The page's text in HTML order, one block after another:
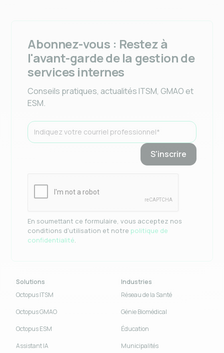
Abonnez-vous : Restez à
l'avant-garde de la gestion de
services internes
Conseils pratiques, actualités ITSM, GMAO et
ESM.
En soumettant ce formulaire, vous acceptez nos
conditions d'utilisation et notre politique de
confidentialité.
Solutions
Octopus ITSM
Octopus GMAO
Octopus ESM
Assistant IA
Industries
Réseau de la Santé
Génie Biomédical
Éducation
Municipalités